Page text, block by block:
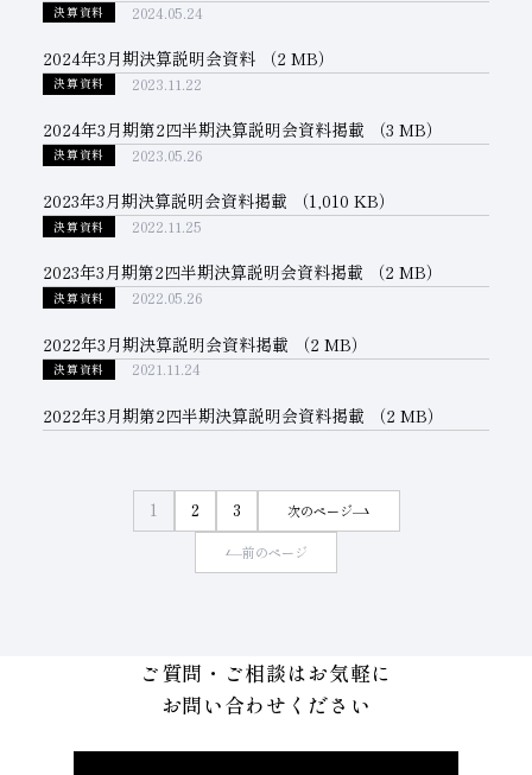
事業紹介
マルチステークホルダー
決算資料
2024年3月期決算説明会資料 （2 MB）
2024.05.24
決算資料
2024年3月期第2四半期決算説明会資料掲載 （3 MB）
2023.11.22
決算資料
2023年3月期決算説明会資料掲載 （1,010 KB）
2023.05.26
決算資料
2023年3月期第2四半期決算説明会資料掲載 （2 MB）
2022.11.25
決算資料
2022年3月期決算説明会資料掲載 （2 MB）
2022.05.26
決算資料
2022年3月期第2四半期決算説明会資料掲載 （2 MB）
2021.11.24
前のページ
1 2 3 次のページ
ご質問・ご相談はお気軽に
お問い合わせください